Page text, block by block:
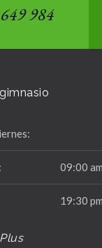
984
09:00
19:30
Plus